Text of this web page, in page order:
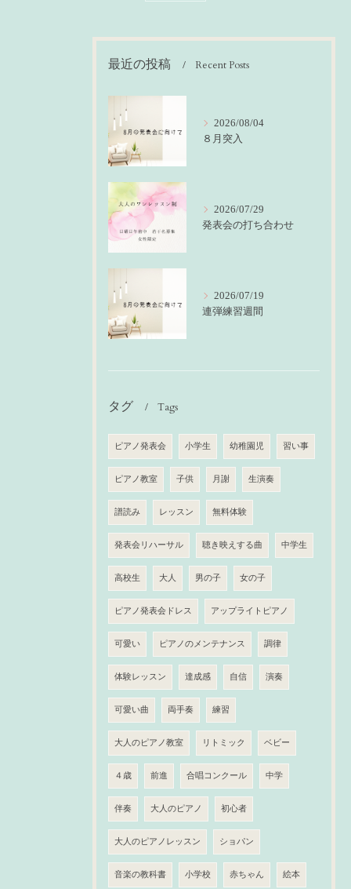
最近の投稿 Recent Posts
2026/08/04
８月突入
2026/07/29
発表会の打ち合わせ
2026/07/19
連弾練習週間
タグ Tags
ピアノ発表会 小学生 幼稚園児 習い事
ピアノ教室 子供 月謝 生演奏
譜読み レッスン 無料体験
発表会リハーサル 聴き映えする曲 中学生
高校生 大人 男の子 女の子
ピアノ発表会ドレス アップライトピアノ
可愛い ピアノのメンテナンス 調律
体験レッスン 達成感 自信 演奏
可愛い曲 両手奏 練習
大人のピアノ教室 リトミック ベビー
４歳 前進 合唱コンクール 中学
伴奏 大人のピアノ 初心者
大人のピアノレッスン ショパン
音楽の教科書 小学校 赤ちゃん 絵本